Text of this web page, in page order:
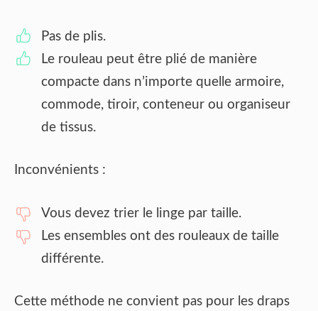
Pas de plis.
Le rouleau peut être plié de manière
compacte dans n’importe quelle armoire,
commode, tiroir, conteneur ou organiseur
de tissus.
Inconvénients :
Vous devez trier le linge par taille.
Les ensembles ont des rouleaux de taille
différente.
Cette méthode ne convient pas pour les draps